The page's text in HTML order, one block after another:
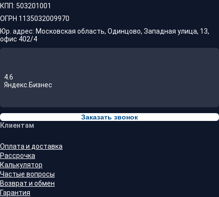
КПП: 503201001
ОГРН 1135032009970
Юр. адрес: Московская область, Одинцово, Западная улица, 13,
офис 402/4
4.6
Яндекс.Бизнес
Заказать звонок
Клиентам
Оплата и доставка
Рассрочка
Калькулятор
Частые вопросы
Возврат и обмен
Гарантия